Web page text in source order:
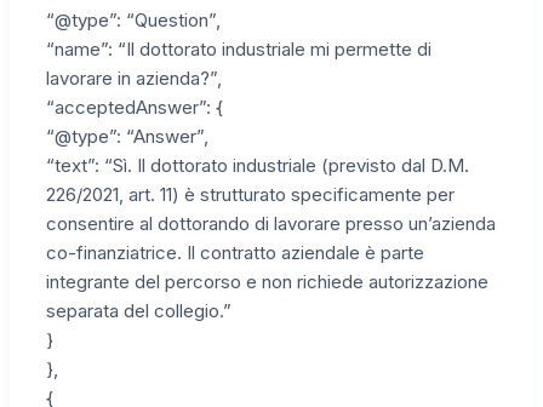
“@type”: “Question”,
“name”: “Il dottorato industriale mi permette di
lavorare in azienda?”,
“acceptedAnswer”: {
“@type”: “Answer”,
“text”: “Sì. Il dottorato industriale (previsto dal D.M.
226/2021, art. 11) è strutturato specificamente per
consentire al dottorando di lavorare presso un’azienda
co-finanziatrice. Il contratto aziendale è parte
integrante del percorso e non richiede autorizzazione
separata del collegio.”
}
},
{